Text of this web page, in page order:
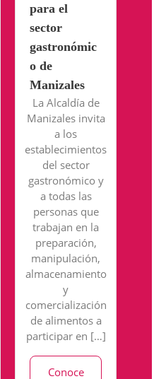
para el
sector
gastronómic
o de
Manizales
La Alcaldía de
Manizales invita
a los
establecimientos
del sector
gastronómico y
a todas las
personas que
trabajan en la
preparación,
manipulación,
almacenamiento
y
comercialización
de alimentos a
participar en […]
Conoce